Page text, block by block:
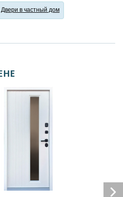
Двери в частный дом